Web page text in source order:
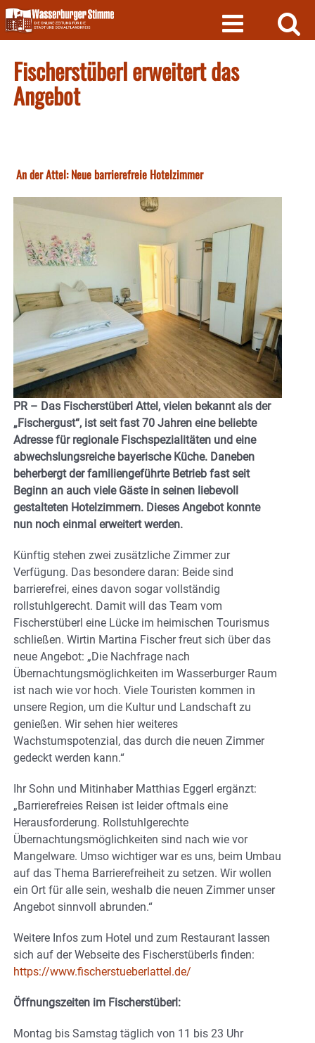
Skip
to
content
Fischerstüberl erweitert das
Angebot
An der Attel: Neue barrierefreie Hotelzimmer
PR – Das Fischerstüberl Attel, vielen bekannt als der
„Fischergust“, ist seit fast 70 Jahren eine beliebte
Adresse für regionale Fischspezialitäten und eine
abwechslungsreiche bayerische Küche. Daneben
beherbergt der familiengeführte Betrieb fast seit
Beginn an auch viele Gäste in seinen liebevoll
gestalteten Hotelzimmern. Dieses Angebot konnte
nun noch einmal erweitert werden.
Künftig stehen zwei zusätzliche Zimmer zur
Verfügung. Das besondere daran: Beide sind
barrierefrei, eines davon sogar vollständig
rollstuhlgerecht. Damit will das Team vom
Fischerstüberl eine Lücke im heimischen Tourismus
schließen. Wirtin Martina Fischer freut sich über das
neue Angebot: „Die Nachfrage nach
Übernachtungsmöglichkeiten im Wasserburger Raum
ist nach wie vor hoch. Viele Touristen kommen in
unsere Region, um die Kultur und Landschaft zu
genießen. Wir sehen hier weiteres
Wachstumspotenzial, das durch die neuen Zimmer
gedeckt werden kann.“
Ihr Sohn und Mitinhaber Matthias Eggerl ergänzt:
„Barrierefreies Reisen ist leider oftmals eine
Herausforderung. Rollstuhlgerechte
Übernachtungsmöglichkeiten sind nach wie vor
Mangelware. Umso wichtiger war es uns, beim Umbau
auf das Thema Barrierefreiheit zu setzen. Wir wollen
ein Ort für alle sein, weshalb die neuen Zimmer unser
Angebot sinnvoll abrunden.“
Weitere Infos zum Hotel und zum Restaurant lassen
sich auf der Webseite des Fischerstüberls finden:
https://www.fischerstueberlattel.de/
Öffnungszeiten im Fischerstüberl:
Montag bis Samstag täglich von 11 bis 23 Uhr